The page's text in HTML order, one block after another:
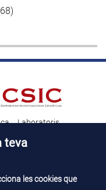
Laboratoris
teva
les cookies que